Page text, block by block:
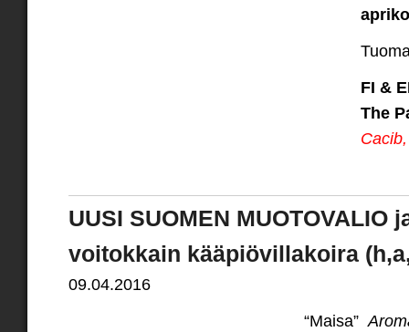
FI &
The
UUSI SUOMEN MUOTOVALIO
voitokkain kääpiövillakoira
09.04.2016
“Maisa”